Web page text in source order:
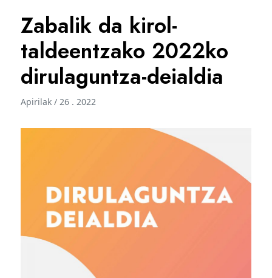
Zabalik da kirol-
taldeentzako 2022ko
dirulaguntza-deialdia
Apirilak / 26 . 2022